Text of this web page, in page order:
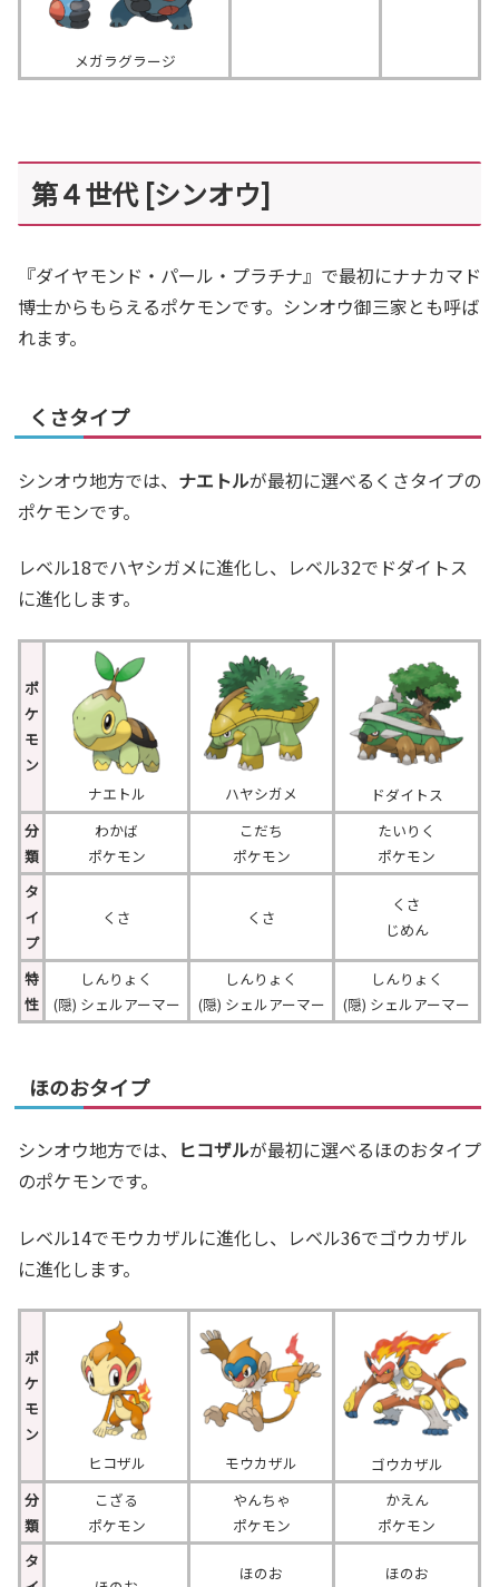
メガラグラージ
第４世代 [シンオウ]
『ダイヤモンド・パール・プラチナ』で最初にナナカマド
博士からもらえるポケモンです。シンオウ御三家とも呼ば
れます。
くさタイプ
シンオウ地方では、 ナエトルが最初に選べるくさタイプの
ポケモンです。
レベル18でハヤシガメに進化し、レベル32でドダイトス
に進化します。
ポ
ケ
モ
ン
ナエトル
ハヤシガメ
ドダイトス
分
類
わかば
ポケモン
こだち
ポケモン
たいりく
ポケモン
タ
イ
プ
くさ くさ
くさ
じめん
特
性
しんりょく
(隠) シェルアーマー
しんりょく
(隠) シェルアーマー
しんりょく
(隠) シェルアーマー
ほのおタイプ
シンオウ地方では、 ヒコザルが最初に選べるほのおタイプ
のポケモンです。
レベル14でモウカザルに進化し、レベル36でゴウカザル
に進化します。
ポ
ケ
モ
ン
ヒコザル
モウカザル
ゴウカザル
分
類
こざる
ポケモン
やんちゃ
ポケモン
かえん
ポケモン
タ
ほのお ほのお